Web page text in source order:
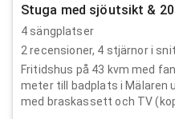
Stuga med sjöutsikt &
4 sängplatser
2 recensioner, 4 stjärnor i
Fritidshus på 43 kvm med
meter till badplats i Mälaren
med braskassett och TV